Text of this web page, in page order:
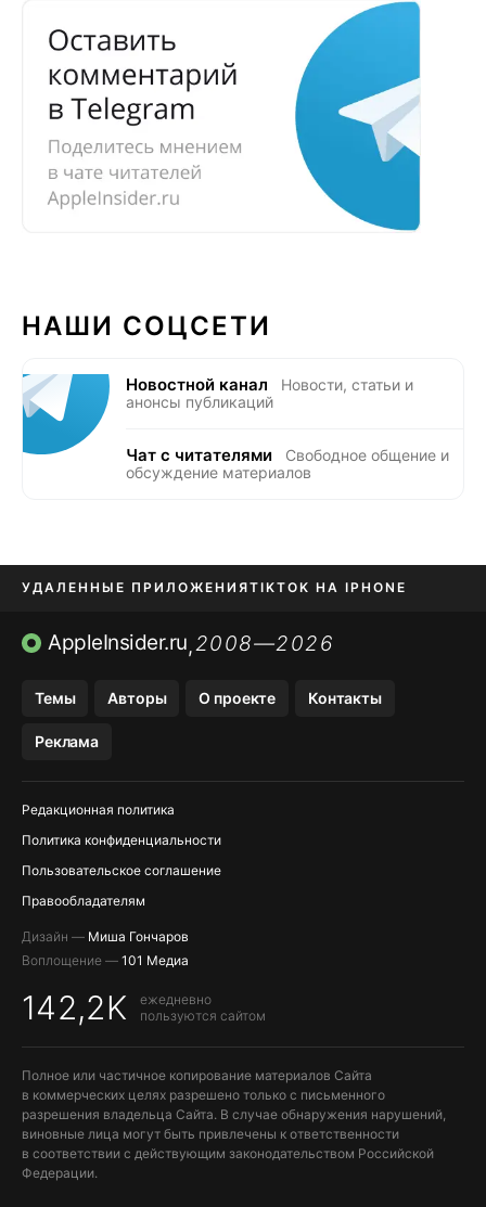
НАШИ СОЦСЕТИ
Новостной канал
Новости, статьи и
анонсы публикаций
Чат с читателями
Свободное общение и
обсуждение материалов
УДАЛЕННЫЕ ПРИЛОЖЕНИЯTIKTOK НА IPHONE
ПРИЛОЖЕНИЯ БЕЗ APP STORE
AppleInsider.ru,2008—2026
Темы Авторы О проекте Контакты
Реклама
Редакционная политика
Политика конфиденциальности
Пользовательское соглашение
Правообладателям
Дизайн — Миша Гончаров
Воплощение — 101 Медиа
142,2K
ежедневно
пользуются сайтом
Полное или частичное копирование материалов Сайта
в коммерческих целях разрешено только с письменного
разрешения владельца Сайта. В случае обнаружения нарушений,
виновные лица могут быть привлечены к ответственности
в соответствии с действующим законодательством Российской
Федерации.